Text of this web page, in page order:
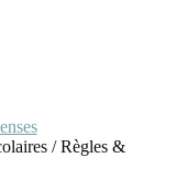
/Règles &